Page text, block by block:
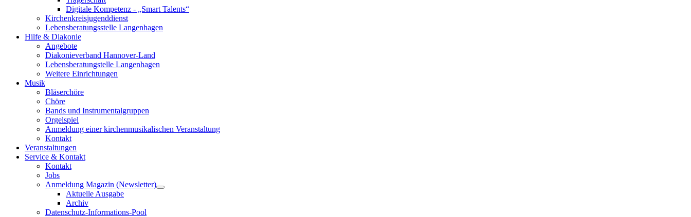
Digitale Kompetenz - „Smart Talents“
Kirchenkreisjugenddienst
Lebensberatungsstelle Langenhagen
Hilfe & Diakonie
Angebote
Diakonieverband Hannover-Land
Lebensberatungstelle Langenhagen
Weitere Einrichtungen
Musik
Bläserchöre
Chöre
Bands und Instrumentalgruppen
Orgelspiel
Anmeldung einer kirchenmusikalischen Veranstaltung
Kontakt
Veranstaltungen
Service & Kontakt
Kontakt
Jobs
Anmeldung Magazin (Newsletter)
Aktuelle Ausgabe
Archiv
Datenschutz-Informations-Pool